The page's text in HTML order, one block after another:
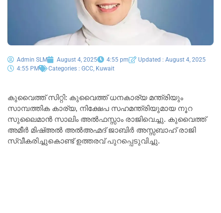
Admin SLM August 4, 2025 4:55 pm
Updated : August 4, 2025
4:55 PM
Categories : GCC Kuwait
കുവൈത്ത് സിറ്റി: കുവൈത്ത് ധനകാര്യ മന്ത്രിയും
സാമ്പത്തിക കാര്യ, നിക്ഷേപ സഹമന്ത്രിയുമായ നൂറ
സുലൈമാൻ സാലിം അൽഫസ്സാം രാജിവെച്ചു. കുവൈത്ത്
അമീർ മിഷ്അൽ അൽഅഹ്മദ് ജാബിർ അസ്സബാഹ് രാജി
സ്വീകരിച്ചുകൊണ്ട് ഉത്തരവ് പുറപ്പെടുവിച്ചു.